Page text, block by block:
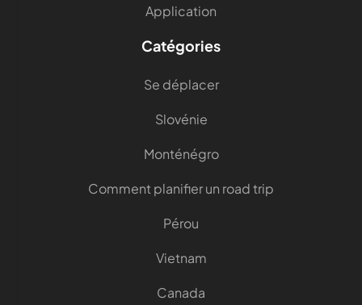
Application
Catégories
Se déplacer
Slovénie
Monténégro
Comment planifier un road trip
Pérou
Vietnam
Canada